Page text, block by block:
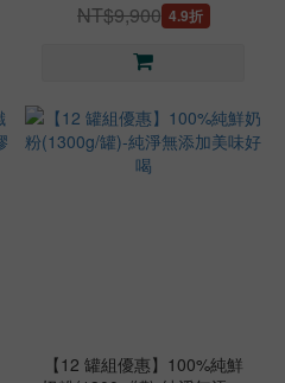
NT$9,900 4.9折
【12 罐組優惠】100%純鮮